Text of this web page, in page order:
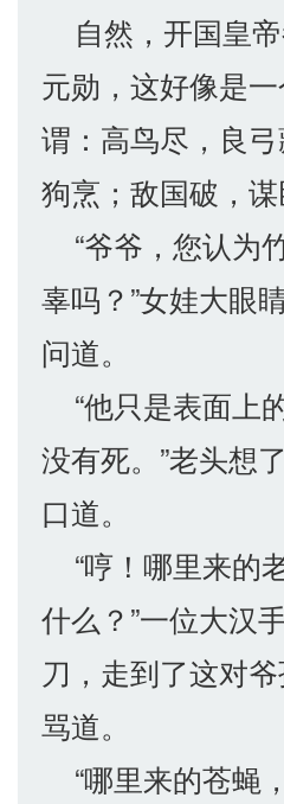
自然，开国皇
元勋，这好像是
谓：高鸟尽，良
狗烹；敌国破，谋
“爷爷，您认为
辜吗？”女娃大眼
问道。
“他只是表面上
没有死。”老头想
口道。
“哼！哪里来的
什么？”一位大汉
刀，走到了这对
骂道。
“哪里来的苍蝇